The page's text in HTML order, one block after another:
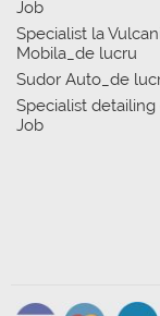
Job
Specialist la
Mobila_de lucru
Sudor Auto_de
Specialist
Job